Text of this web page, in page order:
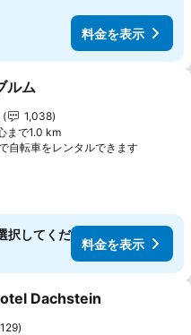
料金を表示
に入りに追加
ルム
ンク
1,038
まで1.0 km
自転車をレンタルできます
択してくだ
料金を表示
に入りに追加
Dachstein
ンク
129